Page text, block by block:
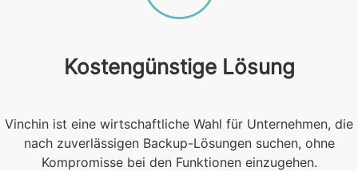
Kostengünstige Lösung
Vinchin ist eine wirtschaftliche Wahl für Unternehmen, die
nach zuverlässigen Backup-Lösungen suchen, ohne
Kompromisse bei den Funktionen einzugehen.